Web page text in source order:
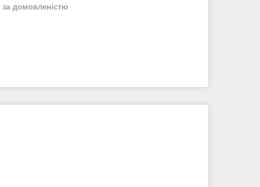
за домовленістю